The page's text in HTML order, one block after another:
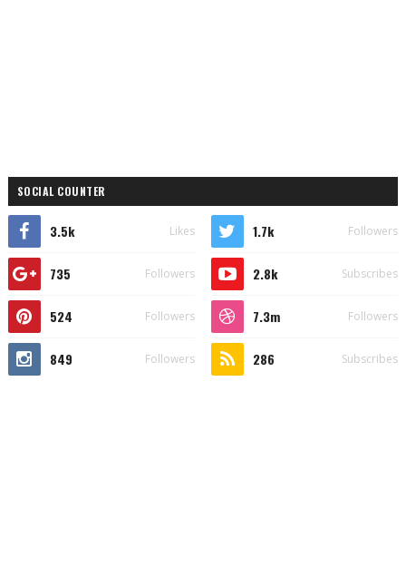
SOCIAL COUNTER
3.5k Likes 1.7k Followers
735 Followers 2.8k Subscribes
524 Followers 7.3m Followers
849 Followers 286 Subscribes